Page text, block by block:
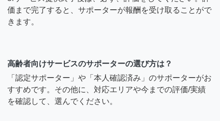
価まで完了すると、サポーターが報酬を受け取ることがで
きます。
高齢者向けサービスのサポーターの選び方は？
「認定サポーター」や「本人確認済み」のサポーターがお
すすめです。その他に、対応エリアや今までの評価/実績
を確認して、選んでください。